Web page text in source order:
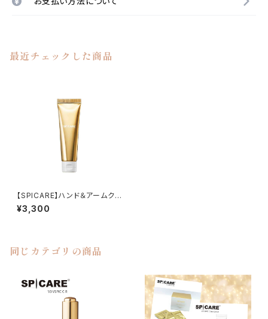
最近チェックした商品
【SPICARE】ハンド＆アームクリ
ーム
¥3,300
同じカテゴリの商品